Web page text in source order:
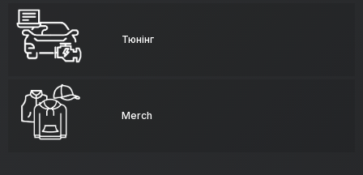
Тюнінг
Merch